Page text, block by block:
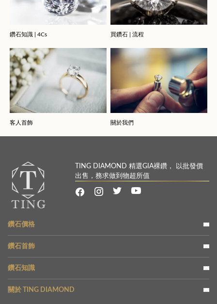
鑽石知識 | 4Cs 買鑽石 | 流程
客人首飾 關於我們
TING DIAMOND 精選GIA裸鑽， 以批發價
出售，務求做到物超所值
鑽石價格
鑽石首飾
鑽石知識
關於 TING DIAMOND